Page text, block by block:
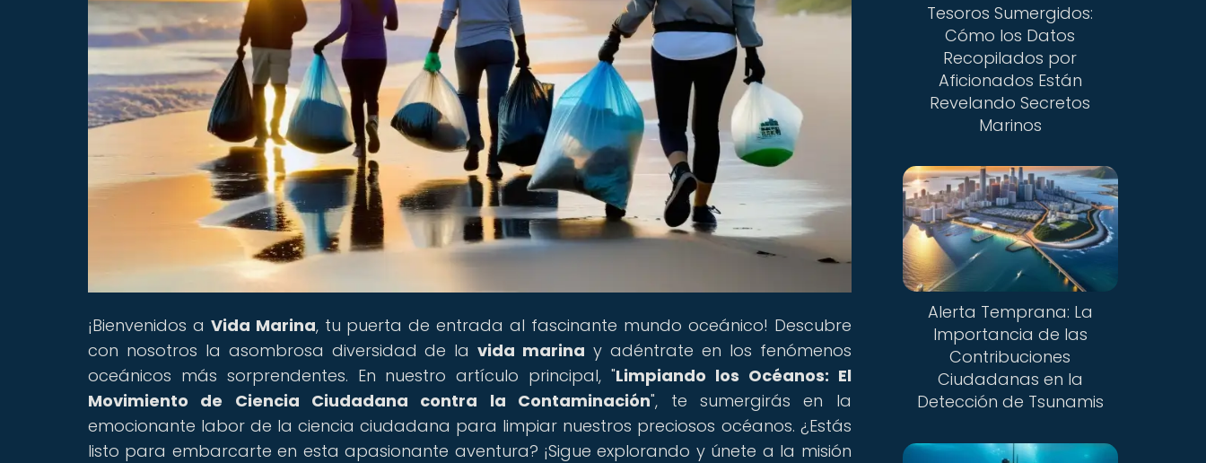
¡Bienvenidos a Vida Marina, tu puerta de entrada al fascinante mundo oceánico! Descubre
con nosotros la asombrosa diversidad de lavida marina y adéntrate en los fenómenos
oceánicos más sorprendentes. En nuestro artículo principal, "Limpiando los Océanos: El
Movimiento de Ciencia Ciudadana contra la Contaminación", te sumergirás en la
emocionante labor de la ciencia ciudadana para limpiar nuestros preciosos océanos. ¿Estás
listo para embarcarte en esta apasionante aventura? ¡Sigue explorando y únete a la misión
Tesoros Sumergidos:
Cómo los Datos
Recopilados por
Aficionados Están
Revelando Secretos
Marinos
Alerta Temprana: La
Importancia de las
Contribuciones
Ciudadanas en la
Detección de Tsunamis